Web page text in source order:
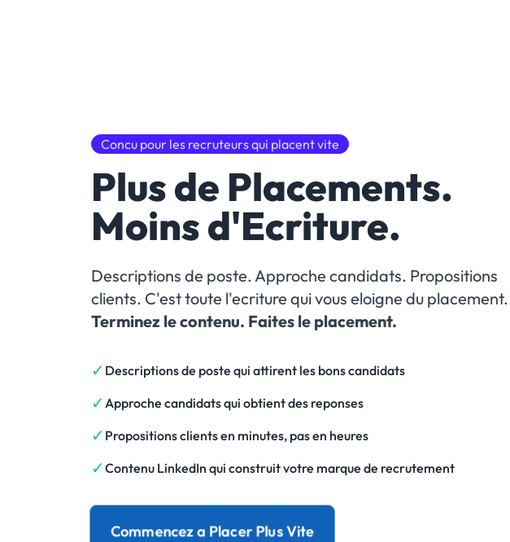
Concu pour les recruteurs qui placent vite
Plus de Placements.
Moins d'Ecriture.
Descriptions de poste. Approche candidats. Propositions
clients. C'est toute l'ecriture qui vous eloigne du placement.
Terminez le contenu. Faites le placement.
✓ Descriptions de poste qui attirent les bons candidats
✓Approche candidats qui obtient des reponses
✓ Propositions clients en minutes, pas en heures
✓Contenu LinkedIn qui construit votre marque de recrutement
Commencez a Placer Plus Vite